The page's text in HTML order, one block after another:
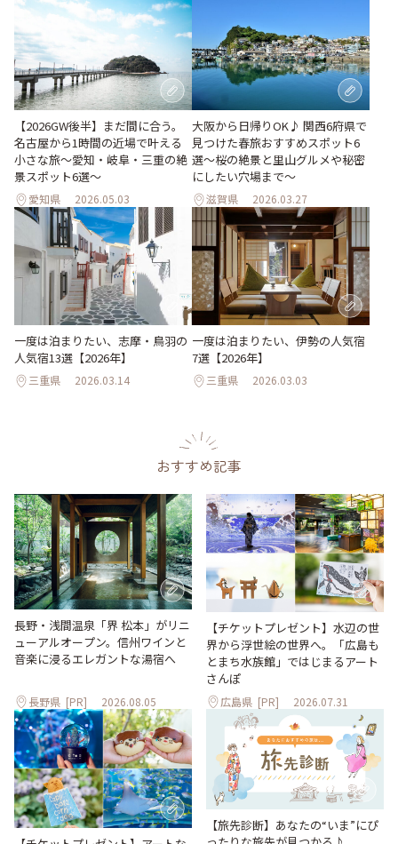
【2026GW後半】まだ間に合う。
名古屋から1時間の近場で叶える
小さな旅～愛知・岐阜・三重の絶
景スポット6選～
愛知県 2026.05.03
大阪から日帰りOK♪ 関西6府県で
見つけた春旅おすすめスポット6
選～桜の絶景と里山グルメや秘密
にしたい穴場まで～
滋賀県 2026.03.27
一度は泊まりたい、志摩・鳥羽の
人気宿13選【2026年】
三重県 2026.03.14
一度は泊まりたい、伊勢の人気宿
7選【2026年】
三重県 2026.03.03
おすすめ記事
長野・浅間温泉「界 松本」がリニ
ューアルオープン。信州ワインと
音楽に浸るエレガントな湯宿へ
長野県 [PR] 2026.08.05
【チケットプレゼント】水辺の世
界から浮世絵の世界へ。「広島も
とまち水族館」ではじまるアート
さんぽ
広島県 [PR] 2026.07.31
【旅先診断】あなたの“いま”にぴ